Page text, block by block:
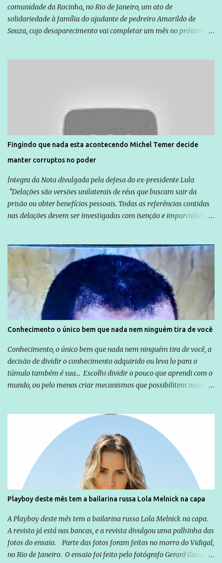
comunidade da Rocinha, no Rio de Janeiro, um ato de
solidariedade à família do ajudante de pedreiro Amarildo de
Souza, cujo desaparecimento vai completar um mês no próximo
são vítimas de violência, estão em situação de risco ou têm seus
direitos violados. Leia mais: Anistia Internacional cobra do Brasil
solução do caso Amarildo - Terra Brasil
Fingindo que nada esta acontecendo Michel Temer decide
manter corruptos no poder
Íntegra da Nota divulgada pela defesa do ex-presidente Lula
"Delações são versões unilaterais de réus que buscam sair da
prisão ou obter benefícios pessoais. Todas as referências contidas
nas delações devem ser investigadas com isenção e imparcialidade
Globo manteve com o Grupo Odebrecht, citada na delação de
Emílio Odebrecht. Lula sempre atuou para promover o Brasil no
exterior, e não para promover determinadas empresas ou
empresários" Assina a nota o advogado Cristiano Zanin Martins
Conhecimento o único bem que nada nem ninguém tira de você
Conhecimento, o único bem que nada nem ninguém tira de você, a
decisão de dividir o conhecimento adquirido ou leva lo para o
túmulo também é sua... Escolhi dividir o pouco que aprendi com o
mundo, ou pelo menos criar mecanismos que possibilitem mais e
empreendedor da comunicação, que além de informação
cotidiana, corriqueira e cada vez mais preocupantes, do tipo que
você já esta acostumado a ver neste espaço, vou trabalhar a ideia
que possibilite distribuir não só informações, mas que gere de
forma consistente a riqueza do conhecimento... Exemplo: o
cidadão brasileiro não precisa só ser informado sobre operações
da Lava Jato, Reformas que podem retirar ou não direitos, ou
quem vai ser preso ou não; é preciso levar até as pessoas, do mais
simples ao mais burguês, o que diz a nossa Constituição, quais são
seus direitos e deveres em ...
Playboy deste mês tem a bailarina russa Lola Melnick na capa
A Playboy deste mês tem a bailarina russa Lola Melnick na capa.
A revista já está nas bancas, e a revista divulgou uma palhinha das
fotos do ensaio. Parte das fotos foram feitas no morro do Vidigal,
no Rio de Janeiro. O ensaio foi feito pelo fotógrafo Gerard Giaume